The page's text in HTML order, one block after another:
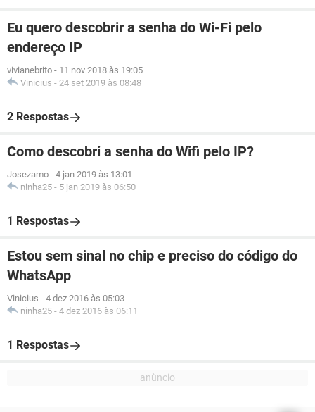
Eu quero descobrir a senha do Wi-Fi pelo
endereço IP
vivianebrito - 11 nov 2018 às 19:05
Vinicius - 24 set 2019 às 08:48
2 Respostas
Como descobri a senha do Wifi pelo IP?
Josezamo - 4 jan 2019 às 13:01
ninha25 - 5 jan 2019 às 06:50
1 Respostas
Estou sem sinal no chip e preciso do código do
WhatsApp
Vinicius - 4 dez 2016 às 05:03
ninha25 - 4 dez 2016 às 06:11
1 Respostas